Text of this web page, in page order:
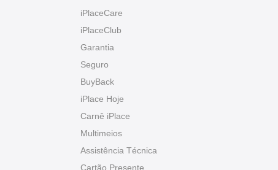
iPlaceCare
iPlaceClub
Garantia
Seguro
BuyBack
iPlace Hoje
Carnê iPlace
Multimeios
Assistência Técnica
Cartão Presente